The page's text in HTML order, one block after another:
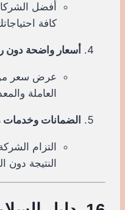
أفضل
كافة
أسعار واضحة دون
عرض سعر
العاملة
الضمانات وخدمات
التزام
النتيجة